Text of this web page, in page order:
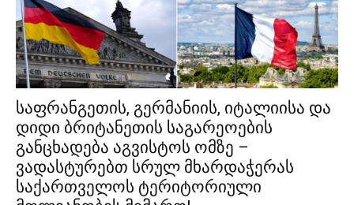
საფრანგეთის, გერმანიის, იტალიისა და
დიდი ბრიტანეთის საგარეოების
განცხადება აგვისტოს ომზე –
ვადასტურებთ სრულ მხარდაჭერას
საქართველოს ტერიტორიული